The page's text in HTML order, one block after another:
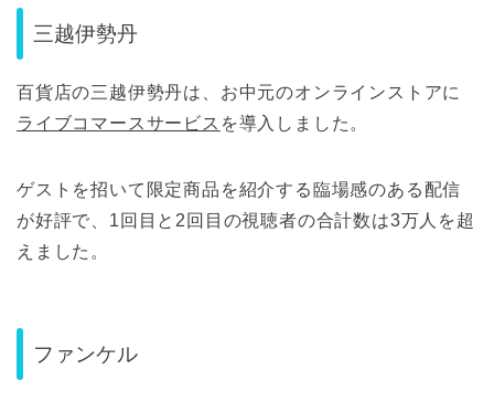
三越伊勢丹
百貨店の三越伊勢丹は、お中元のオンラインストアに
ライブコマースサービス を導入しました。
ゲストを招いて限定商品を紹介する臨場感のある配信
が好評で、1回目と2回目の視聴者の合計数は3万人を超
えました。
ファンケル